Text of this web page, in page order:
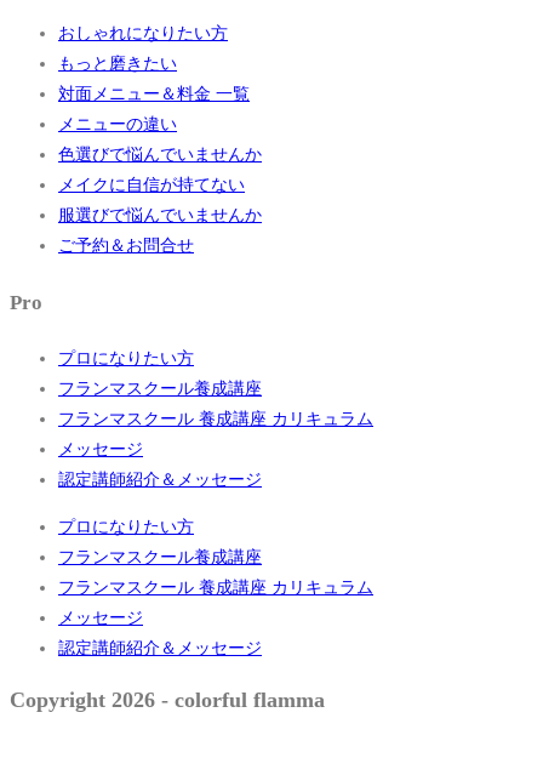
おしゃれになりたい方
もっと磨きたい
対面メニュー＆料金 一覧
メニューの違い
色選びで悩んでいませんか
メイクに自信が持てない
服選びで悩んでいませんか
ご予約＆お問合せ
Pro
プロになりたい方
フランマスクール養成講座
フランマスクール 養成講座 カリキュラム
メッセージ
認定講師紹介＆メッセージ
プロになりたい方
フランマスクール養成講座
フランマスクール 養成講座 カリキュラム
メッセージ
認定講師紹介＆メッセージ
Copyright 2026 - colorful flamma